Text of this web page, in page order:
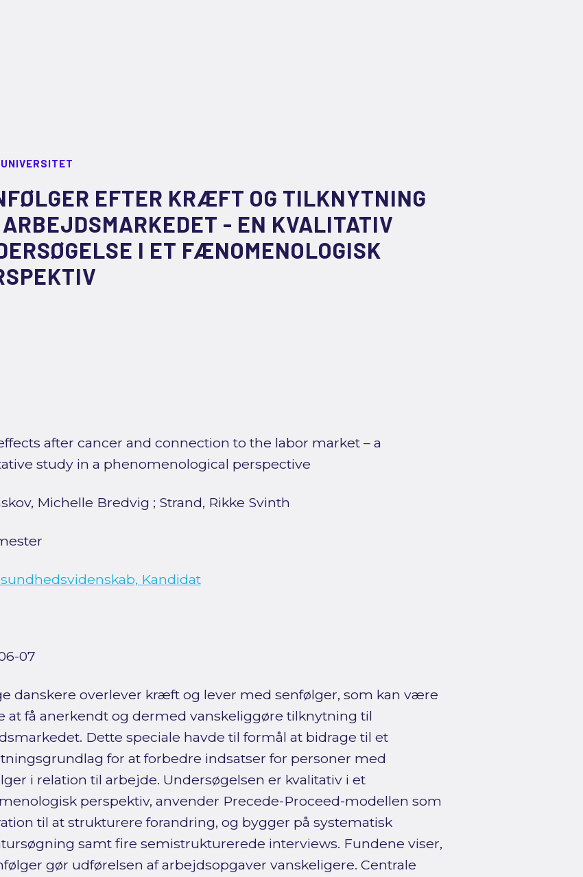
EFTER KRÆFT OG TILKNYTNING
- EN KVALITATIV
I ET FÆNOMENOLOGISK
after cancer and connection to the labor market – a
study in a phenomenological perspective
Michelle Bredvig ; Strand, Rikke Svinth
Kandidat
07
danskere overlever kræft og lever med senfølger, som kan være
at få anerkendt og dermed vanskeliggøre tilknytning til
Dette speciale havde til formål at bidrage til et
for at forbedre indsatser for personer med
i relation til arbejde. Undersøgelsen er kvalitativ i et
perspektiv, anvender Precede-Proceed-modellen som
til at strukturere forandring, og bygger på systematisk
samt fire semistrukturerede interviews. Fundene viser,
gør udførelsen af arbejdsopgaver vanskeligere. Centrale